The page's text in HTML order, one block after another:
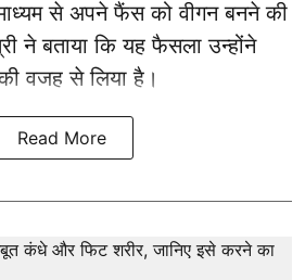
से अपने फैंस को वीगन बनने की
ने बताया कि यह फैसला उन्होंने
वजह से लिया है।
Read More